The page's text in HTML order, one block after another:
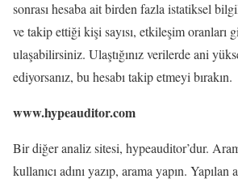
sonrası hesaba ait birden fazla istatiksel
ve takip ettiği kişi sayısı, etkileşim oranları
ulaşabilirsiniz. Ulaştığınız verilerde ani
ediyorsanız, bu hesabı takip etmeyi bırakın.
www.hypeauditor.com
Bir diğer analiz sitesi, hypeauditor’dur.
kullanıcı adını yazıp, arama yapın. Yapılan